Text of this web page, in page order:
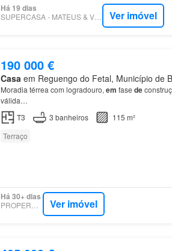
Há 19 dias
SUPERCASA - MATEUS & VIEIRA IMOBILIÁRIA Ver imóvel
190 000 €
Casaem Reguengo do Fetal, Município de
Moradia térrea com logradouro, em fase de
válida…
T3
3 banheiros
115 m²
Terraço
Há 30+ dias
Ver imóvel